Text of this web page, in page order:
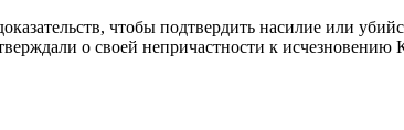
чтобы подтвердить насилие или
о своей непричастности к исчезновению